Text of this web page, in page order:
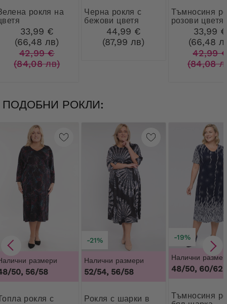
на
33,99 €
(66,48 лв)
42,99 €
(84,08 лв)
Черна рокля с
бежови цветя
44,99 €
(87,99 лв)
Тъмносиня рокля с
розови цветя
33,99 €
(66,48
42,99
(84,08
ПОДОБНИ РОКЛИ:
размери
50, 56/58
с
-21%
Налични размери
52/54, 56/58
Рокля с шарки в
-19%
Налични
48/50, 60/62
Тъмносиня рокля с